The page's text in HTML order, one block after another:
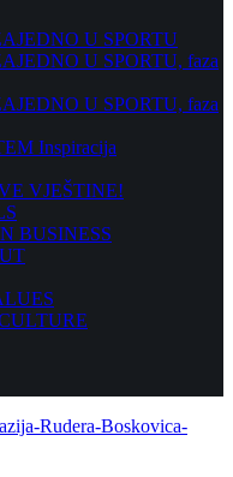
U SPORTU
U SPORTU, faza
U SPORTU, faza
Inspiracija
VJEŠTINE!
BUSINESS